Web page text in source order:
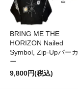
BRING ME THE
HORIZON Nailed
Symbol, Zip-Upパーカ
ー
9,800円(税込)